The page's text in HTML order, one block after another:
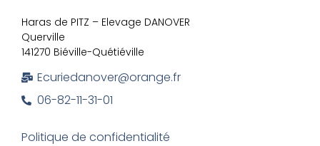
Haras de PITZ – Elevage DANOVER
Querville
141270 Biéville-Quétiéville
Ecuriedanover@orange.fr
06-82-11-31-01
Politique de confidentialité